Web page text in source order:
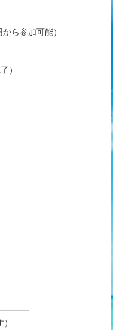
ら参加可能）
）